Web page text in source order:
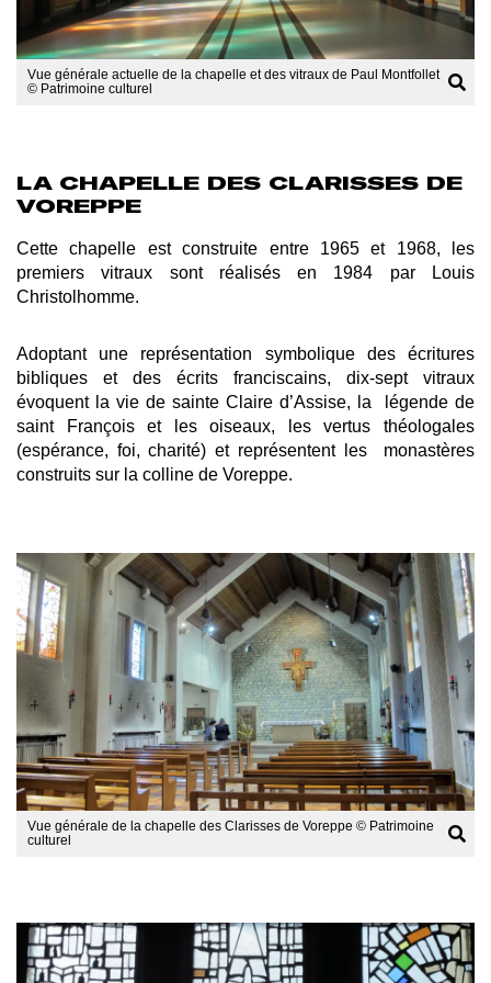
Vue générale actuelle de la chapelle et des vitraux de Paul Montfollet
© Patrimoine culturel
LA CHAPELLE DES CLARISSES DE
VOREPPE
Cette chapelle est construite entre 1965 et 1968, les
premiers vitraux sont réalisés en 1984 par Louis
Christolhomme.
Adoptant une représentation symbolique des écritures
bibliques et des écrits franciscains, dix-sept vitraux
évoquent la vie de sainte Claire d’Assise, la légende de
saint François et les oiseaux, les vertus théologales
(espérance, foi, charité) et représentent
les monastères
construits sur la colline de Voreppe.
Afficher
l'image
en
grand
Vue générale de la chapelle des Clarisses de Voreppe © Patrimoine
culturel
Afficher
l'image